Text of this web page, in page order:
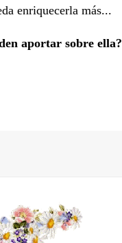
enriquecerla más...
aportar sobre ella?